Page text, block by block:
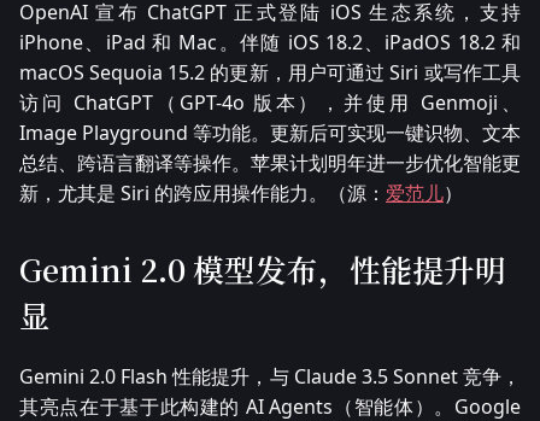
OpenAI 宣布 ChatGPT 正式登陆 iOS 生态系统，支持
iPhone、iPad 和 Mac。伴随 iOS 18.2、iPadOS 18.2 和
macOS Sequoia 15.2 的更新，用户可通过 Siri 或写作工具
访问 ChatGPT（GPT-4o 版本），并使用 Genmoji、
Image Playground 等功能。更新后可实现一键识物、文本
总结、跨语言翻译等操作。苹果计划明年进一步优化智能更
新，尤其是 Siri 的跨应用操作能力。（源： 爱范儿）
Gemini 2.0 模型发布，性能提升明
显
Gemini 2.0 Flash 性能提升，与 Claude 3.5 Sonnet 竞争，
其亮点在于基于此构建的 AI Agents（智能体）。Google